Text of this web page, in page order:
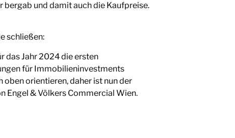
bergab und damit auch die Kaufpreise.
schließen:
das Jahr 2024 die ersten
für Immobilieninvestments
orientieren, daher ist nun der
Engel & Völkers Commercial Wien.